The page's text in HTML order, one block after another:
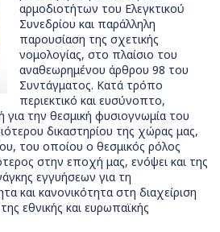
αρμοδιοτήτων του Ελεγκτικού
Συνεδρίου και παράλληλη
παρουσίαση της σχετικής
νομολογίας, στο πλαίσιο του
αναθεωρημένου άρθρου 98 του
Συντάγματος. Κατά τρόπο
περιεκτικό και ευσύνοπτο,
για την θεσμική φυσιογνωμία του
δικαστηρίου της χώρας μας,
του οποίου ο θεσμικός ρόλος
στην εποχή μας, ενόψει και της
εγγυήσεων για τη
και κανονικότητα στη διαχείριση
εθνικής και ευρωπαϊκής